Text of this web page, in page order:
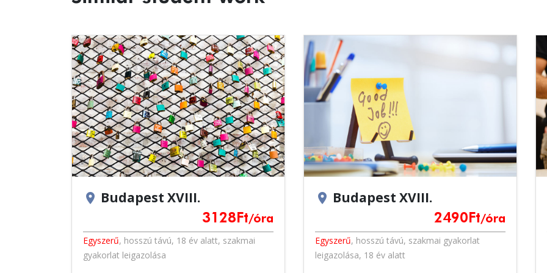
location_on Budapest XVIII.
3128 Ft/óra
Egyszerű, hosszú távú, 18 év alatt, szakmai
gyakorlat leigazolása
location_on Budapest XVIII.
2490 Ft/óra
Egyszerű, hosszú távú, szakmai gyakorlat
leigazolása, 18 év alatt